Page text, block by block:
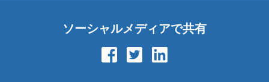
ソーシャルメディアで共有